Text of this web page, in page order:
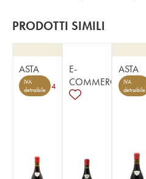
PRODOTTI SIMILI
ASTA
IVA
detraibile
4
E-
COMMERCE
ASTA
IVA
detraibile